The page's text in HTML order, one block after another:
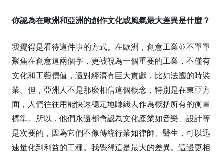
你認為在歐洲和亞洲的創作文化或風氣最大差異是什麼？
我覺得是看待這件事的方式。在歐洲，創意工業並不單單
聚焦在創意這兩個字，更被視為一個重要的工業，不僅有
文化和工藝價值，還對經濟有巨大貢獻，比如法國的時裝
業。但，亞洲人不是那麼相信這個概念，特別是在東亞方
面，人們往往用能快速穩定地賺錢去作為概括所有的衡量
標準。所以，他們永遠都會認為文化產業如音樂、設計等
是次要的，因為它們不像傳統行業如律師、醫生，可以迅
速量化到利益的工種。我覺得這是最大的差異。這邊更相